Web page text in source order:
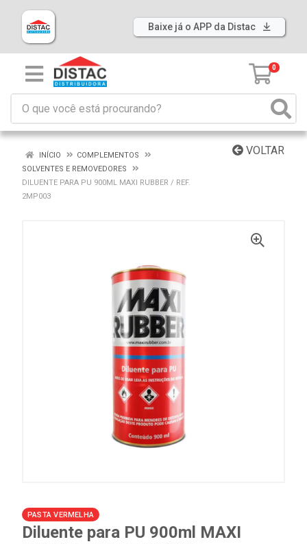
Baixe já o APP da Distac
0
VOLTAR
INÍCIO
COMPLEMENTOS
SOLVENTES E REMOVEDORES
DILUENTE PARA PU 900ML MAXI RUBBER / REF.
2MP003
PASTA VERMELHA
Diluente para PU 900ml MAXI